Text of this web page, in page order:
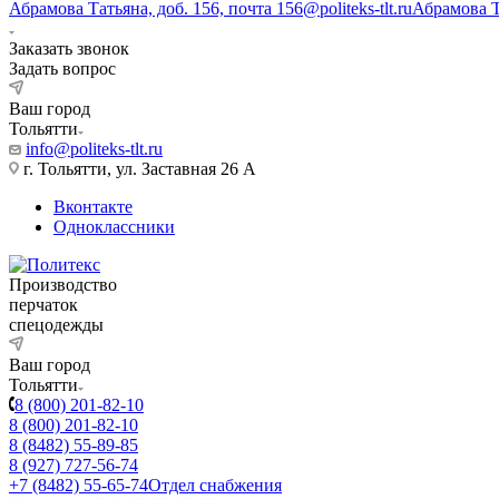
Абрамова Татьяна, доб. 156, почта 156@politeks-tlt.ruАбрамова
Заказать звонок
Задать вопрос
Ваш город
Тольятти
info@politeks-tlt.ru
г. Тольятти, ул. Заставная 26 А
Вконтакте
Одноклассники
Производство
перчаток
спецодежды
Ваш город
Тольятти
8 (800) 201-82-10
8 (800) 201-82-10
8 (8482) 55-89-85
8 (927) 727-56-74
+7 (8482) 55-65-74Отдел снабжения